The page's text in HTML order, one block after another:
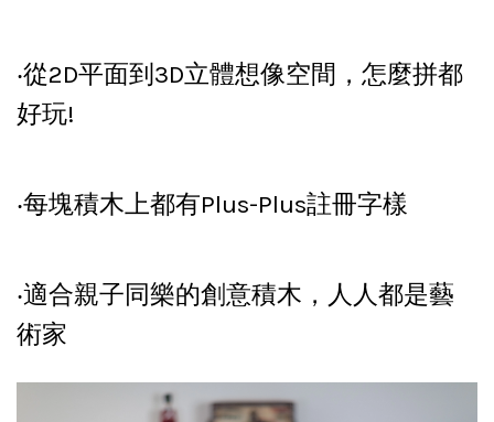
‧從2D平面到3D立體想像空間，怎麼拼都
好玩!
‧每塊積木上都有Plus-Plus註冊字樣
‧適合親子同樂的創意積木，人人都是藝
術家